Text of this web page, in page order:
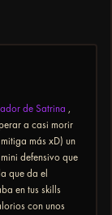
de Satrina ,
a casi morir
más xD) un
defensivo que
que da el
en tus skills
con unos